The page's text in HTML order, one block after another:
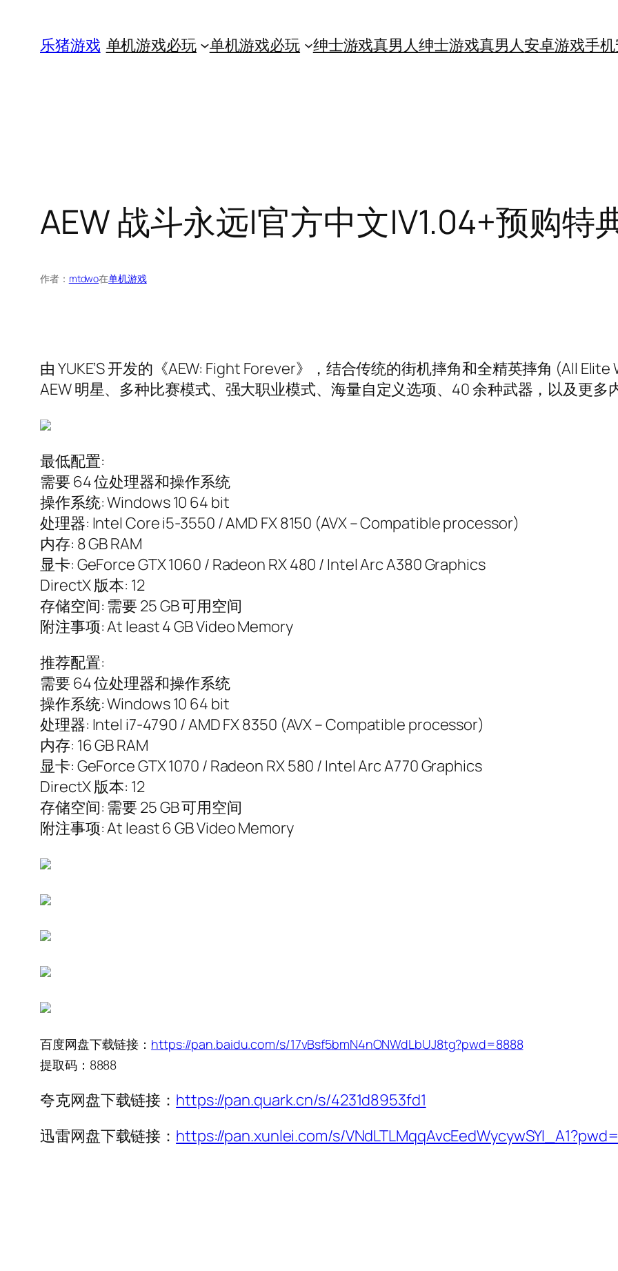
乐猪游戏 单机游戏必玩 单机游戏必玩 绅士游戏真男人绅士游戏真男人安卓游戏手机
AEW 战斗永远|官方中文|V1.04+预购特
作者： mtdwo在单机游戏
由 YUKE’S 开发的《AEW: Fight Forever》，结合传统的街机摔角和全精英摔角 (All
AEW 明星、多种比赛模式、强大职业模式、海量自定义选项、40 余种武器，以及更多
最低配置:
需要 64 位处理器和操作系统
操作系统: Windows 10 64 bit
处理器: Intel Core i5-3550 / AMD FX 8150 (AVX – Compatible processor)
内存: 8 GB RAM
显卡: GeForce GTX 1060 / Radeon RX 480 / Intel Arc A380 Graphics
DirectX 版本: 12
存储空间: 需要 25 GB 可用空间
附注事项: At least 4 GB Video Memory
推荐配置:
需要 64 位处理器和操作系统
操作系统: Windows 10 64 bit
处理器: Intel i7-4790 / AMD FX 8350 (AVX – Compatible processor)
内存: 16 GB RAM
显卡: GeForce GTX 1070 / Radeon RX 580 / Intel Arc A770 Graphics
DirectX 版本: 12
存储空间: 需要 25 GB 可用空间
附注事项: At least 6 GB Video Memory
百度网盘下载链接： https://pan.baidu.com/s/17vBsf5bmN4nONWdLbUJ8tg?pwd=8888
提取码：8888
夸克网盘下载链接： https://pan.quark.cn/s/4231d8953fd1
迅雷网盘下载链接： https://pan.xunlei.com/s/